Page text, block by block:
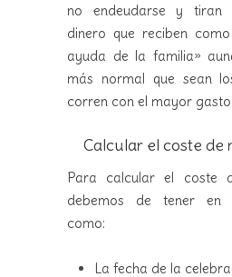
no endeudarse y tiran
dinero que reciben
ayuda de la familia»
más normal que sean
corren con el mayor gasto
Calcular el coste de
Para calcular el coste
debemos de tener en
como:
La fecha de la